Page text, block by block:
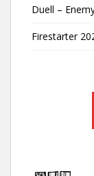
Duell –
Firestarter